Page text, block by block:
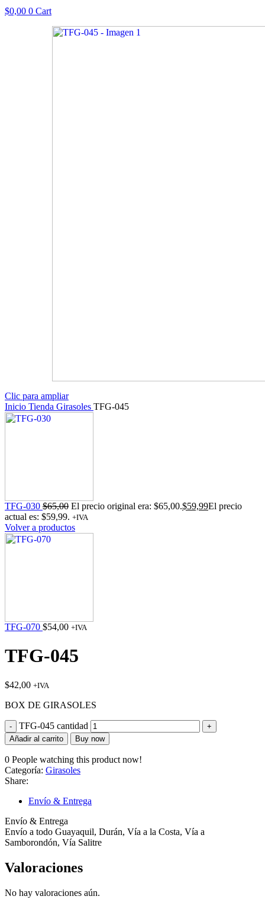
$0,00 0 Cart
Clic para ampliar
Inicio Tienda Girasoles TFG-045
TFG-030 $65,00 El precio original era: $65,00.$59,99El precio
actual es: $59,99. +IVA
Volver a productos
TFG-070 $54,00 +IVA
TFG-045
$42,00 +IVA
BOX DE GIRASOLES
TFG-045 cantidad
Añadir al carrito Buy now
0 People watching this product now!
Categoría: Girasoles
Share:
Envío & Entrega
Envío & Entrega
Envío a todo Guayaquil, Durán, Vía a la Costa, Vía a
Samborondón, Vía Salitre
Valoraciones
No hay valoraciones aún.